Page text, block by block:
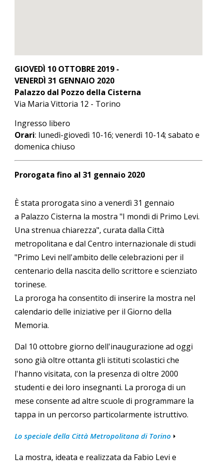
GIOVEDÌ 10 OTTOBRE 2019 -
VENERDÌ 31 GENNAIO 2020
Palazzo dal Pozzo della Cisterna
Via Maria Vittoria 12 - Torino
Ingresso libero
Orari: lunedì-giovedì 10-16; venerdì 10-14; sabato e
domenica chiuso
Prorogata fino al 31 gennaio 2020
È stata prorogata sino a venerdì 31 gennaio
a Palazzo Cisterna la mostra "I mondi di Primo Levi.
Una strenua chiarezza", curata dalla Città
metropolitana e dal Centro internazionale di studi
"Primo Levi nell'ambito delle celebrazioni per il
centenario della nascita dello scrittore e scienziato
torinese.
La proroga ha consentito di inserire la mostra nel
calendario delle iniziative per il Giorno della
Memoria.
Dal 10 ottobre giorno dell'inaugurazione ad oggi
sono già oltre ottanta gli istituti scolastici che
l'hanno visitata, con la presenza di oltre 2000
studenti e dei loro insegnanti. La proroga di un
mese consente ad altre scuole di programmare la
tappa in un percorso particolarmente istruttivo.
Lo speciale della Città Metropolitana di Torino
La mostra, ideata e realizzata da Fabio Levi e